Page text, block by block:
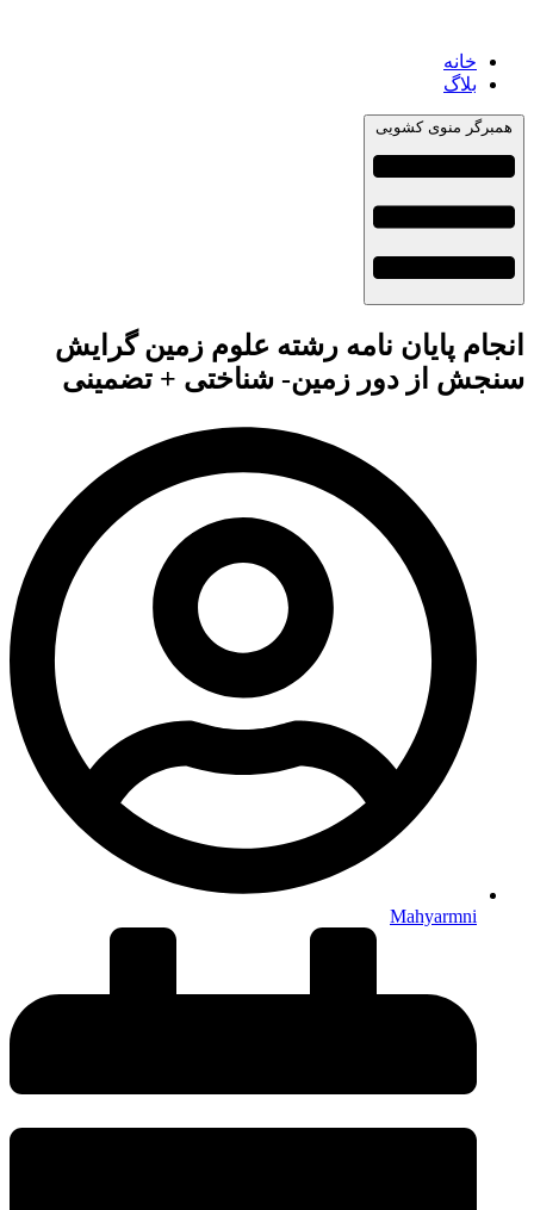
خانه
بلاگ
همبرگر منوی کشویی
انجام پایان نامه رشته علوم زمین گرایش
سنجش از دور زمین- شناختی + تضمینی
Mahyarmni